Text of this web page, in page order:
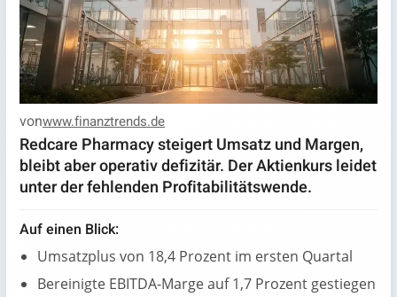
vonwww.finanztrends.de
Redcare Pharmacy steigert Umsatz und Margen,
bleibt aber operativ defizitär. Der Aktienkurs leidet
unter der fehlenden Profitabilitätswende.
Auf einen Blick:
Umsatzplus von 18,4 Prozent im ersten Quartal
Bereinigte EBITDA-Marge auf 1,7 Prozent gestiegen